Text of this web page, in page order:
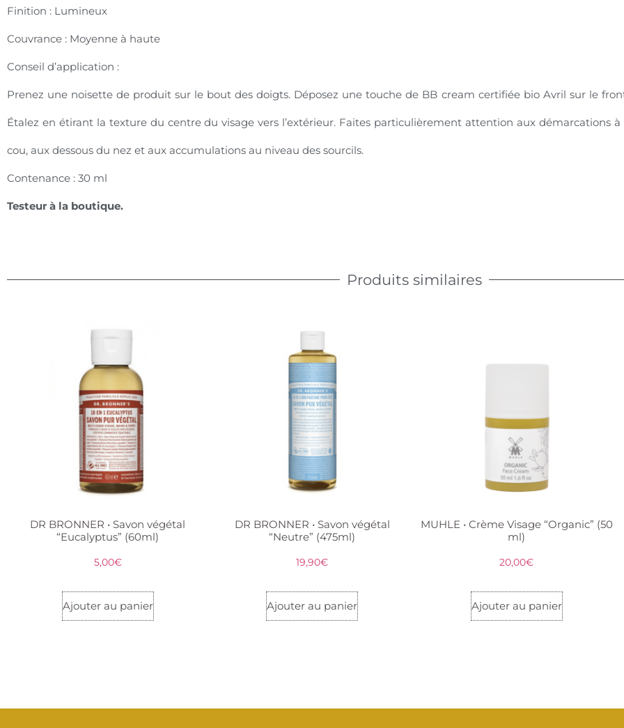
Finition : Lumineux
Couvrance : Moyenne à haute
Conseil d’application :
Prenez une noisette de produit sur le bout des doigts. Déposez une touche de BB cream certifiée bio Avril sur le
Étalez en étirant la texture du centre du visage vers l’extérieur. Faites particulièrement attention aux démarcations
cou, aux dessous du nez et aux accumulations au niveau des sourcils.
Contenance : 30 ml
Testeur à la boutique.
Produits similaires
DR BRONNER • Savon végétal
“Eucalyptus” (60ml)
5,00€
Ajouter au panier
DR BRONNER • Savon végétal
“Neutre” (475ml)
19,90€
Ajouter au panier
MUHLE • Crème Visage “Organic” (50
ml)
20,00€
Ajouter au panier